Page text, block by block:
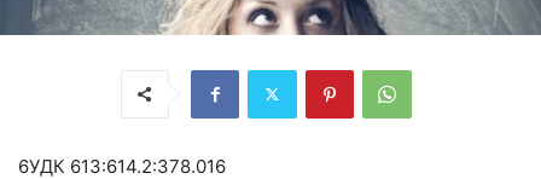
6УДК 613:614.2:378.016